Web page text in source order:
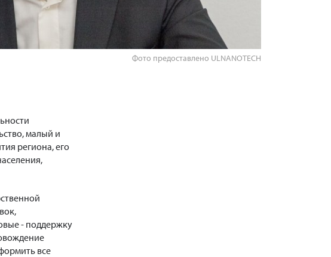
Фото предоставлено ULNANOTECH
малый и
региона, его
- поддержку
все